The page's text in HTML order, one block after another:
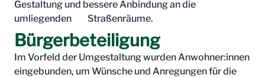
Gestaltung und bessere Anbindung an die
umliegenden Straßenräume.
Bürgerbeteiligung
Im Vorfeld der Umgestaltung wurden Anwohner:innen
eingebunden, um Wünsche und Anregungen für die